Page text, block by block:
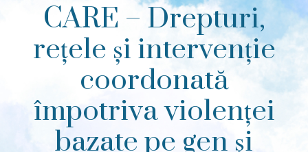
CARE – Drepturi,
rețele și intervenție
coordonată
împotriva violenței
bazate pe gen și